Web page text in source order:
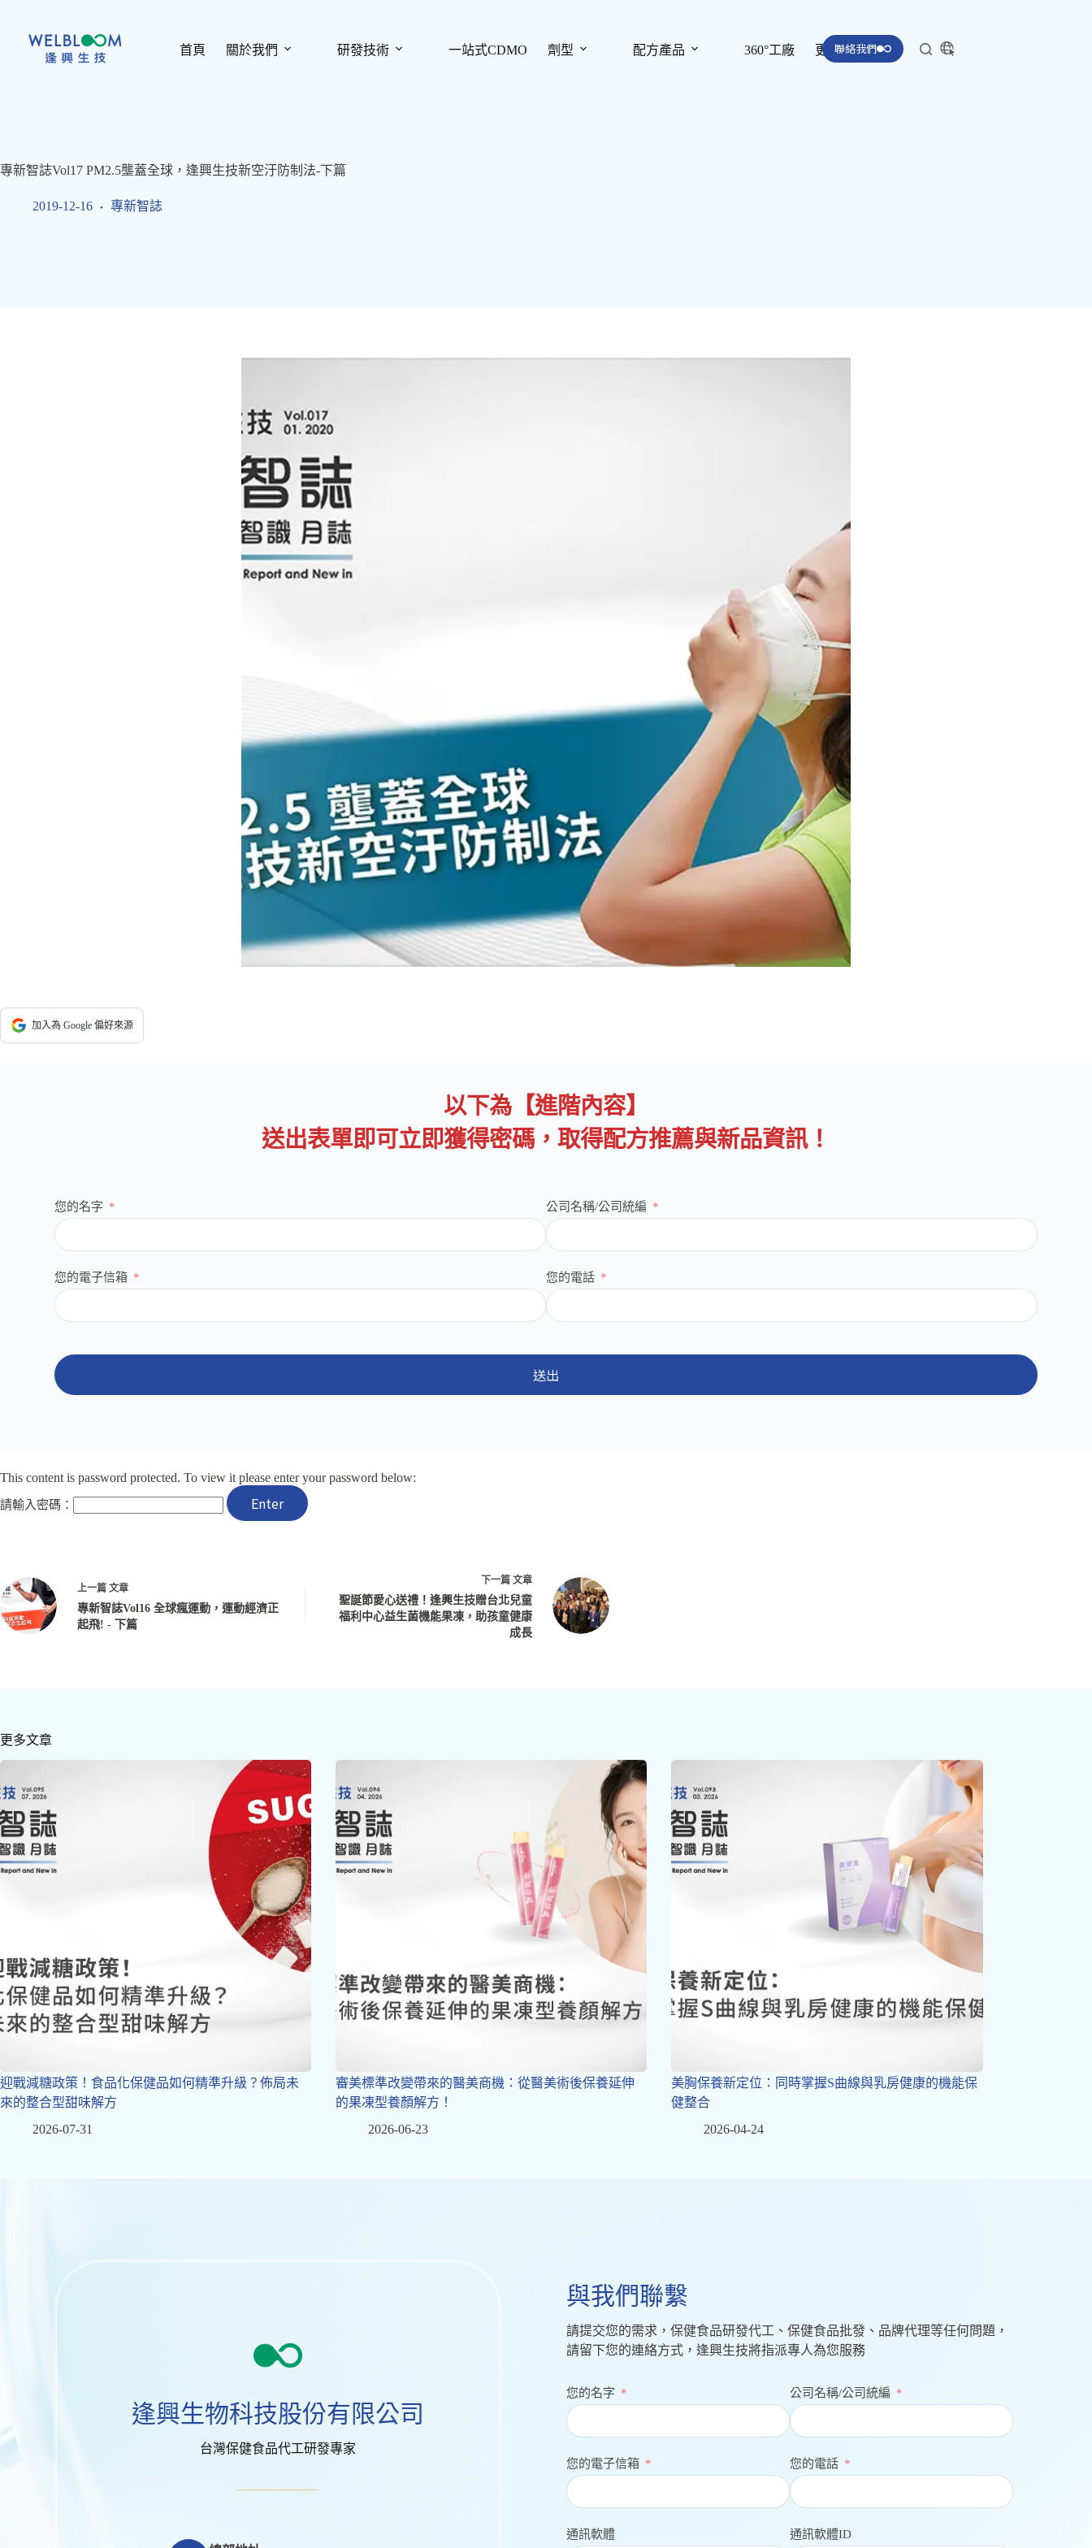
首頁 關於我們 研發技術 一站式CDMO 劑型 配方產品 360°工廠 更多聯絡我們
專新智誌Vol17 PM2.5壟蓋全球，逢興生技新空汙防制法-下篇
2019-12-16 專新智誌
加入為 Google 偏好來源
以下為【進階內容】
送出表單即可立即獲得密碼，取得配方推薦與新品資訊！
您的名字 公司名稱/公司統編
您的電子信箱 您的電話
送出
This content is password protected. To view it please enter your password below:
請輸入密碼：
上一篇 文章
專新智誌Vol16 全球瘋運動，運動經濟正
起飛! - 下篇
下一篇 文章
聖誕節愛心送禮！逢興生技贈台北兒童
福利中心益生菌機能果凍，助孩童健康
成長
更多文章
迎戰減糖政策！食品化保健品如何精準升級？佈局未
來的整合型甜味解方
2026-07-31
審美標準改變帶來的醫美商機：從醫美術後保養延伸
的果凍型養顏解方！
2026-06-23
美胸保養新定位：同時掌握S曲線與乳房健康的機能保
健整合
2026-04-24
逢興生物科技股份有限公司
台灣保健食品代工研發專家
與我們聯繫
請提交您的需求，保健食品研發代工、保健食品批發、品牌代理等任何問題，
請留下您的連絡方式，逢興生技將指派專人為您服務
您的名字 公司名稱/公司統編
您的電子信箱 您的電話
通訊軟體 通訊軟體ID